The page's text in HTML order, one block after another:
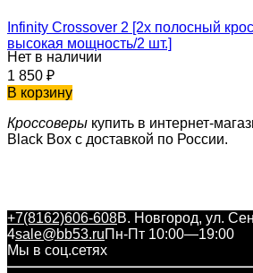
Infinity Crossover 2 [2х полосный
высокая мощность/2 шт.]
Нет в наличии
1 850 ₽
В корзину
Кроссоверы купить в интернет-
Black Box с доставкой по России.
+7(8162)606-608В. Новгород, ул.
4sale@bb53.ruПн-Пт 10:00—19:00
Мы в соц.сетях